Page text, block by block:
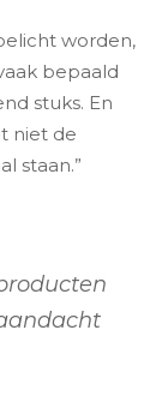
worden,
bepaald
stuks. En
niet de
staan.”